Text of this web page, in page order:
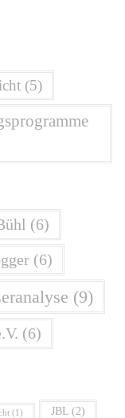
(5)
(6)
(6)
(9)
(6)
(1) JBL (2)